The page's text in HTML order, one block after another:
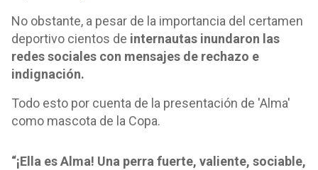
No obstante, a pesar de la importancia del certamen
deportivo cientos de internautas inundaron las
redes sociales con mensajes de rechazo e
indignación.
Todo esto por cuenta de la presentación de 'Alma'
como mascota de la Copa.
“¡Ella es Alma! Una perra fuerte, valiente, sociable,